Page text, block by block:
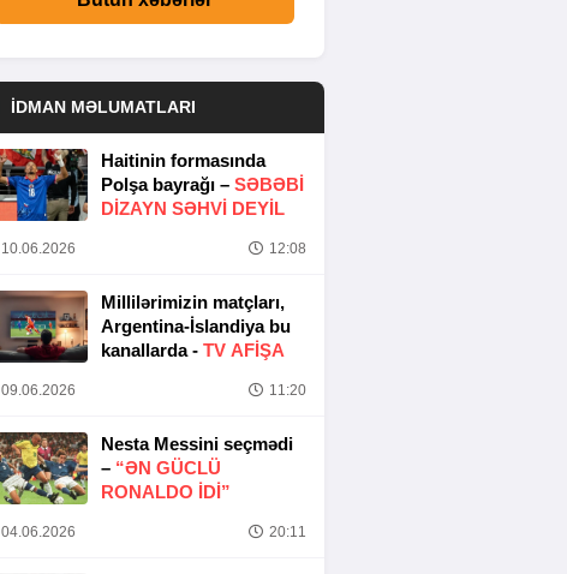
İDMAN MƏLUMATLARI
Haitinin formasında
Polşa bayrağı – SƏBƏBI
DIZAYN SƏHVI DEYIL
10.06.2026 12:08
Millilərimizin matçları,
Argentina-İslandiya bu
kanallarda - TV AFİŞA
09.06.2026 11:20
Nesta Messini seçmədi
– “ƏN GÜCLÜ
RONALDO IDI”
04.06.2026 20:11